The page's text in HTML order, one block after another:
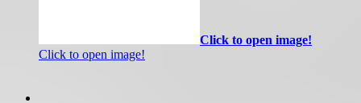
Click to open image!
Click to open image!